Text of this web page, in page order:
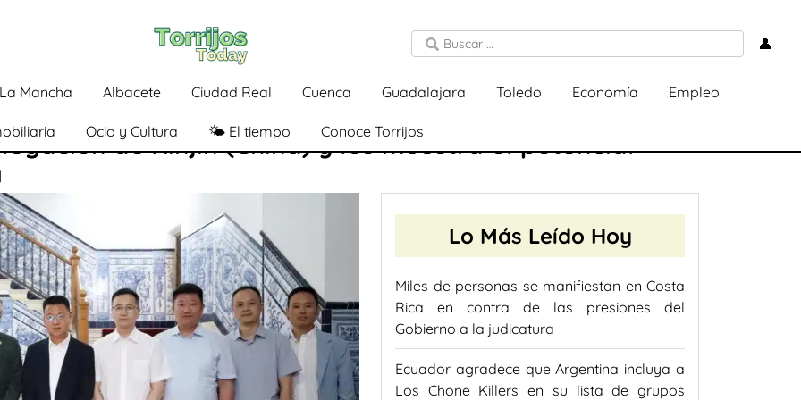
👤
Mancha Albacete Ciudad Real Cuenca Guadalajara Toledo Economía Empleo
Ocio y Cultura 🌤️ El tiempo Conoce Torrijos
de Xinjin (China) y les muestra el potencial
Lo Más Leído Hoy
Miles de personas se manifiestan en Costa
Rica en contra de las presiones del
Gobierno a la judicatura
Ecuador agradece que Argentina incluya a
Los Chone Killers en su lista de grupos